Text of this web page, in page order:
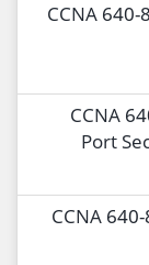
19-CCNA
20-
Port
21-CCNA